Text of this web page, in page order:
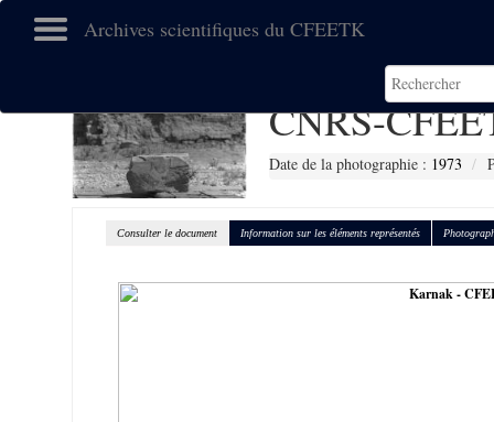
Archives scientifiques du CFEETK
CNRS-
Date de la photographie : 1973
Consulter le document Information sur les éléments représentés